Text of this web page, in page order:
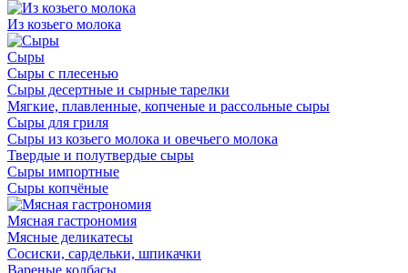
Из козьего молока
Сыры
Сыры с плесенью
Сыры десертные и сырные тарелки
Мягкие, плавленные, копченые и рассольные сыры
Сыры для гриля
Сыры из козьего молока и овечьего молока
Твердые и полутвердые сыры
Сыры импортные
Сыры копчёные
Мясная гастрономия
Мясные деликатесы
Сосиски, сардельки, шпикачки
Вареные колбасы